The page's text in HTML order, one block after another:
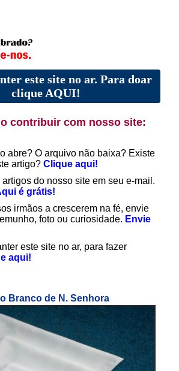
este site no ar. Para doar
clique AQUI!
contribuir com nosso site:
abre? O arquivo não baixa? Existe
artigo? Clique aqui!
do nosso site em seu e-mail.
é grátis!
irmãos a crescerem na fé, envie
foto ou curiosidade. Envie
este site no ar, para fazer
aqui!
Branco de N. Senhora